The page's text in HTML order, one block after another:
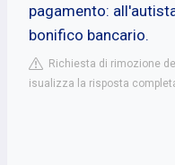
pagamento:
bonifico bancario.
Richiesta di rimozione
isualizza la risposta